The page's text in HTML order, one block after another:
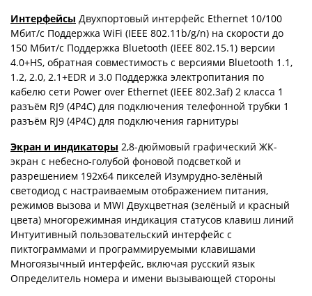
Интерфейсы Двухпортовый интерфейс Ethernet 10/100
Мбит/с Поддержка WiFi (IEEE 802.11b/g/n) на скорости до
150 Мбит/с Поддержка Bluetooth (IEEE 802.15.1) версии
4.0+HS, обратная совместимость с версиями Bluetooth 1.1,
1.2, 2.0, 2.1+EDR и 3.0 Поддержка электропитания по
кабелю сети Power over Ethernet (IEEE 802.3af) 2 класса 1
разъём RJ9 (4P4C) для подключения телефонной трубки 1
разъём RJ9 (4P4C) для подключения гарнитуры
Экран и индикаторы 2,8-дюймовый графический ЖК-
экран с небесно-голубой фоновой подсветкой и
разрешением 192x64 пикселей Изумрудно-зелёный
светодиод с настраиваемым отображением питания,
режимов вызова и MWI Двухцветная (зелёный и красный
цвета) многорежимная индикация статусов клавиш линий
Интуитивный пользовательский интерфейс с
пиктограммами и программируемыми клавишами
Многоязычный интерфейс, включая русский язык
Определитель номера и имени вызывающей стороны